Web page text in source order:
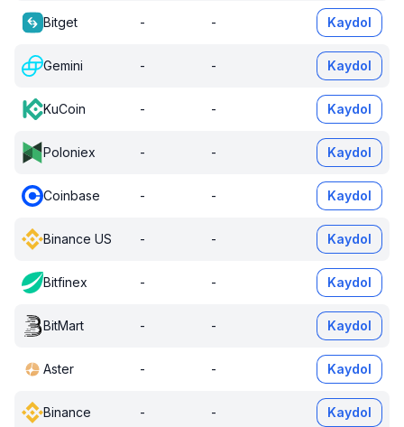
Bitget - - Kaydol
Gemini - - Kaydol
KuCoin - - Kaydol
Poloniex - - Kaydol
Coinbase - - Kaydol
Binance US - - Kaydol
Bitfinex - - Kaydol
BitMart - - Kaydol
Aster - - Kaydol
Binance - - Kaydol